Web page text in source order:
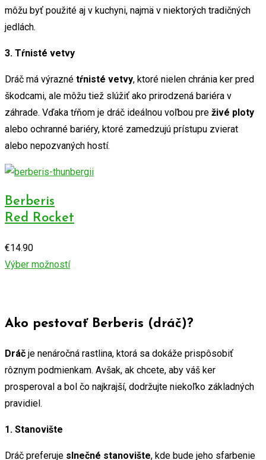
môžu byť použité aj v kuchyni, najmä v niektorých tradičných
jedlách.
3. Tŕnisté vetvy
Dráč má výrazné tŕnisté vetvy, ktoré nielen chránia ker pred
škodcami, ale môžu tiež slúžiť ako prirodzená bariéra v
záhrade. Vďaka tŕňom je dráč ideálnou voľbou pre živé ploty
alebo ochranné bariéry, ktoré zamedzujú prístupu zvierat
alebo nepozvaných hostí.
Berberis
Red Rocket
€14.90
Výber možností
Ako pestovať Berberis (dráč)?
Dráč je nenáročná rastlina, ktorá sa dokáže prispôsobiť
rôznym podmienkam. Avšak, ak chcete, aby váš ker
prosperoval a bol čo najkrajší, dodržujte niekoľko základných
pravidiel.
1. Stanovište
Dráč preferuje slnečné stanovište, kde bude jeho sfarbenie